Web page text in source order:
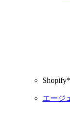
エージ